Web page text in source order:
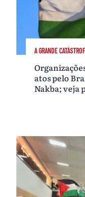
A GRANDE
atos pelo
Nakba; veja